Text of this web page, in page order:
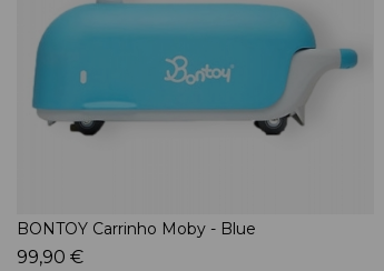
BONTOY Carrinho Moby - Blue
99,90 €